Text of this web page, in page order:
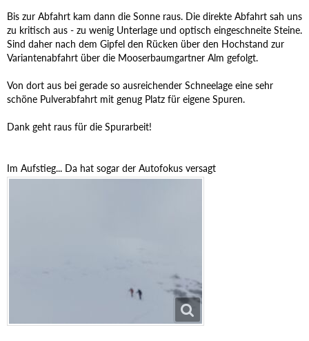
Bis zur Abfahrt kam dann die Sonne raus. Die direkte Abfahrt sah uns
zu kritisch aus - zu wenig Unterlage und optisch eingeschneite Steine.
Sind daher nach dem Gipfel den Rücken über den Hochstand zur
Variantenabfahrt über die Mooserbaumgartner Alm gefolgt.
Von dort aus bei gerade so ausreichender Schneelage eine sehr
schöne Pulverabfahrt mit genug Platz für eigene Spuren.
Dank geht raus für die Spurarbeit!
Im Aufstieg... Da hat sogar der Autofokus versagt